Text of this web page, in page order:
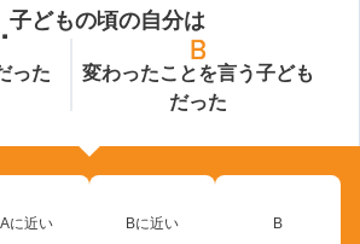
子どもの頃の自分は
った
変わったことを言う子ども
だった
Aに近い Bに近い B